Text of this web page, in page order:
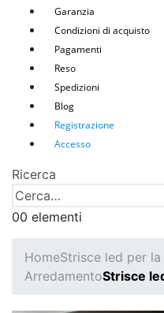
Garanzia
Condizioni di acquisto
Pagamenti
Reso
Spedizioni
Blog
Registrazione
Accesso
Ricerca
00 elementi
HomeStrisce led per
ArredamentoStrisce